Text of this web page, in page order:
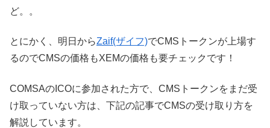
ど。。
とにかく、明日からZaif(ザイフ)でCMSトークンが上場す
るのでCMSの価格もXEMの価格も要チェックです！
COMSAのICOに参加された方で、CMSトークンをまだ受
け取っていない方は、下記の記事でCMSの受け取り方を
解説しています。